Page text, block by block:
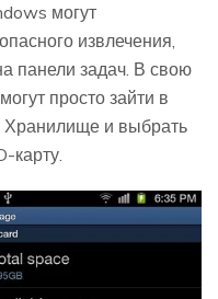
могут
извлечения,
панели задач. В свою
просто зайти в
Хранилище и выбрать
карту.